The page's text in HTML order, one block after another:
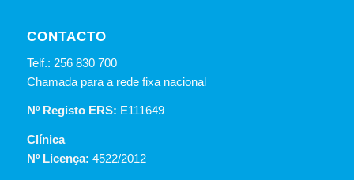
CONTACTO
Telf.: 256 830 700
Chamada para a rede fixa nacional
Nº Registo ERS: E111649
Clínica
Nº Licença: 4522/2012